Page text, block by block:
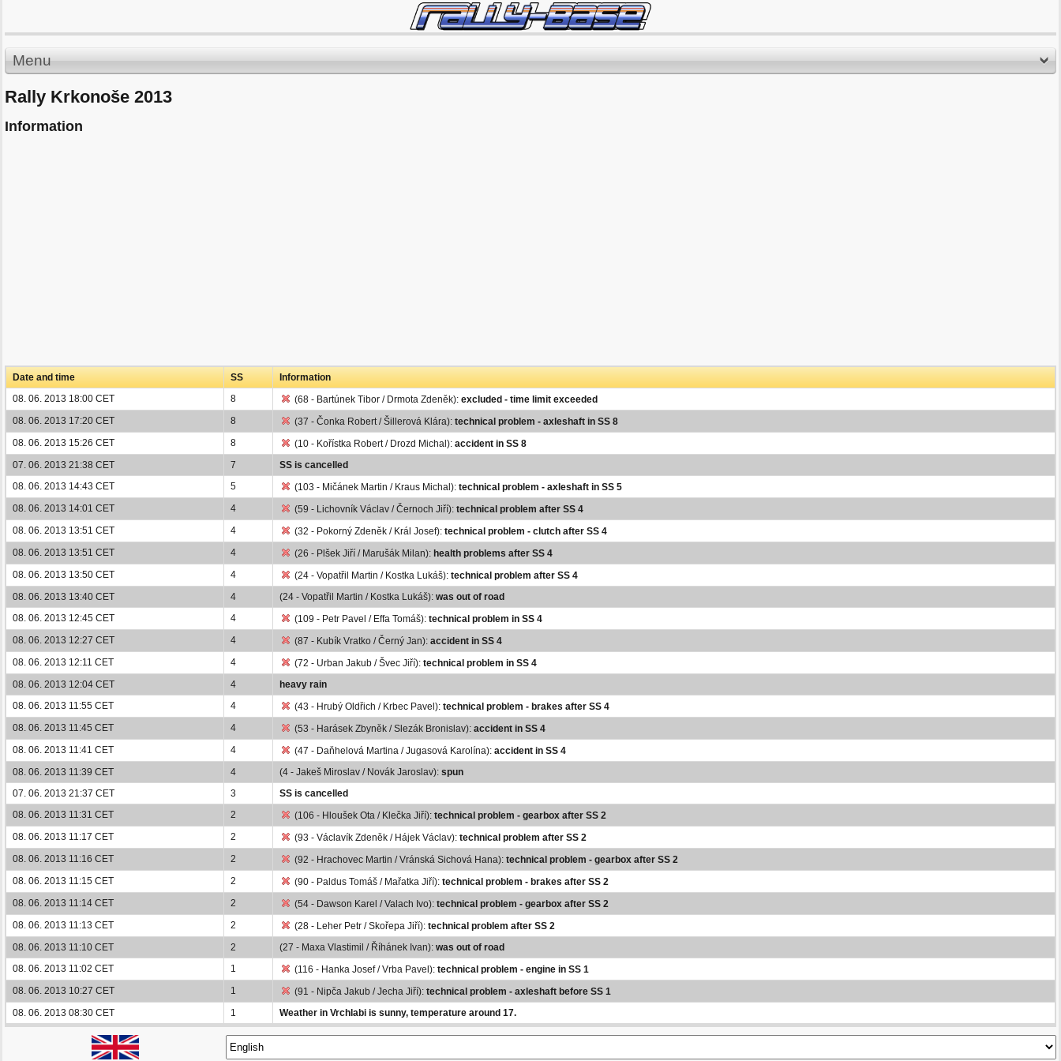
Menu
Rally Krkonoše 2013
Information
Date and time SS
Information
08. 06. 2013 18:00 CET
8 (68 - Bartúnek Tibor / Drmota Zdeněk): excluded - time limit exceeded
08. 06. 2013 17:20 CET
8 (37 - Čonka Robert / Šillerová Klára): technical problem - axleshaft in SS 8
08. 06. 2013 15:26 CET
8 (10 - Kořístka Robert / Drozd Michal): accident in SS 8
07. 06. 2013 21:38 CET
7
SS is cancelled
08. 06. 2013 14:43 CET
5 (103 - Mičánek Martin / Kraus Michal): technical problem - axleshaft in SS 5
08. 06. 2013 14:01 CET
4 (59 - Lichovník Václav / Černoch Jiří): technical problem after SS 4
08. 06. 2013 13:51 CET
4 (32 - Pokorný Zdeněk / Král Josef): technical problem - clutch after SS 4
08. 06. 2013 13:51 CET
4 (26 - Plšek Jiří / Marušák Milan): health problems after SS 4
08. 06. 2013 13:50 CET
4 (24 - Vopatřil Martin / Kostka Lukáš): technical problem after SS 4
08. 06. 2013 13:40 CET
4 (24 - Vopatřil Martin / Kostka Lukáš): was out of road
08. 06. 2013 12:45 CET
4 (109 - Petr Pavel / Effa Tomáš): technical problem in SS 4
08. 06. 2013 12:27 CET
4 (87 - Kubík Vratko / Černý Jan): accident in SS 4
08. 06. 2013 12:11 CET
4 (72 - Urban Jakub / Švec Jiří): technical problem in SS 4
08. 06. 2013 12:04 CET
4
heavy rain
08. 06. 2013 11:55 CET
4 (43 - Hrubý Oldřich / Krbec Pavel): technical problem - brakes after SS 4
08. 06. 2013 11:45 CET
4 (53 - Harásek Zbyněk / Slezák Bronislav): accident in SS 4
08. 06. 2013 11:41 CET
4 (47 - Daňhelová Martina / Jugasová Karolína): accident in SS 4
08. 06. 2013 11:39 CET
4 (4 - Jakeš Miroslav / Novák Jaroslav): spun
07. 06. 2013 21:37 CET
3
SS is cancelled
08. 06. 2013 11:31 CET
2 (106 - Hloušek Ota / Klečka Jiří): technical problem - gearbox after SS 2
08. 06. 2013 11:17 CET
2 (93 - Václavík Zdeněk / Hájek Václav): technical problem after SS 2
08. 06. 2013 11:16 CET
2 (92 - Hrachovec Martin / Vránská Sichová Hana): technical problem - gearbox after SS 2
08. 06. 2013 11:15 CET
2 (90 - Paldus Tomáš / Mařatka Jiří): technical problem - brakes after SS 2
08. 06. 2013 11:14 CET
2 (54 - Dawson Karel / Valach Ivo): technical problem - gearbox after SS 2
08. 06. 2013 11:13 CET
2 (28 - Leher Petr / Skořepa Jiří): technical problem after SS 2
08. 06. 2013 11:10 CET
2 (27 - Maxa Vlastimil / Říhánek Ivan): was out of road
08. 06. 2013 11:02 CET
1 (116 - Hanka Josef / Vrba Pavel): technical problem - engine in SS 1
08. 06. 2013 10:27 CET
1 (91 - Nipča Jakub / Jecha Jiří): technical problem - axleshaft before SS 1
08. 06. 2013 08:30 CET
1 Weather in Vrchlabi is sunny, temperature around 17.